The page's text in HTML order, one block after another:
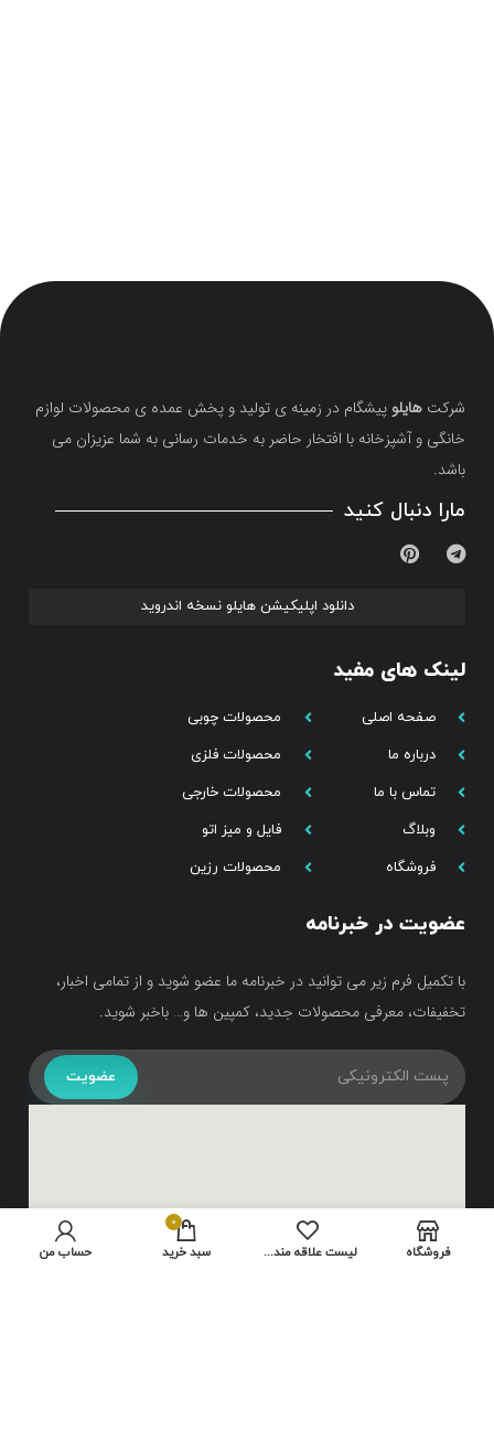
شرکت هایلو پیشگام در زمینه ی تولید و پخش عمده ی محصولات لوازم
خانگی و آشپزخانه با افتخار حاضر به خدمات رسانی به شما عزیزان می
باشد.
مارا دنبال کنید
دانلود اپلیکیشن هایلو نسخه اندروید
لینک های مفید
صفحه اصلی
درباره ما
تماس با ما
وبلاگ
فروشگاه
محصولات چوبی
محصولات فلزی
محصولات خارجی
فایل و میز اتو
محصولات رزین
عضویت در خبرنامه
با تکمیل فرم زیر می توانید در خبرنامه ما عضو شوید و از تمامی اخبار،
تخفیفات، معرفی محصولات جدید، کمپین ها و… باخبر شوید.
عضویت
فروشگاه لیست علاقه مندی ها
0
سبد خرید حساب من